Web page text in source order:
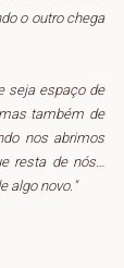
o outro chega
seja espaço de
também de
nos abrimos
resta de nós…
algo novo."